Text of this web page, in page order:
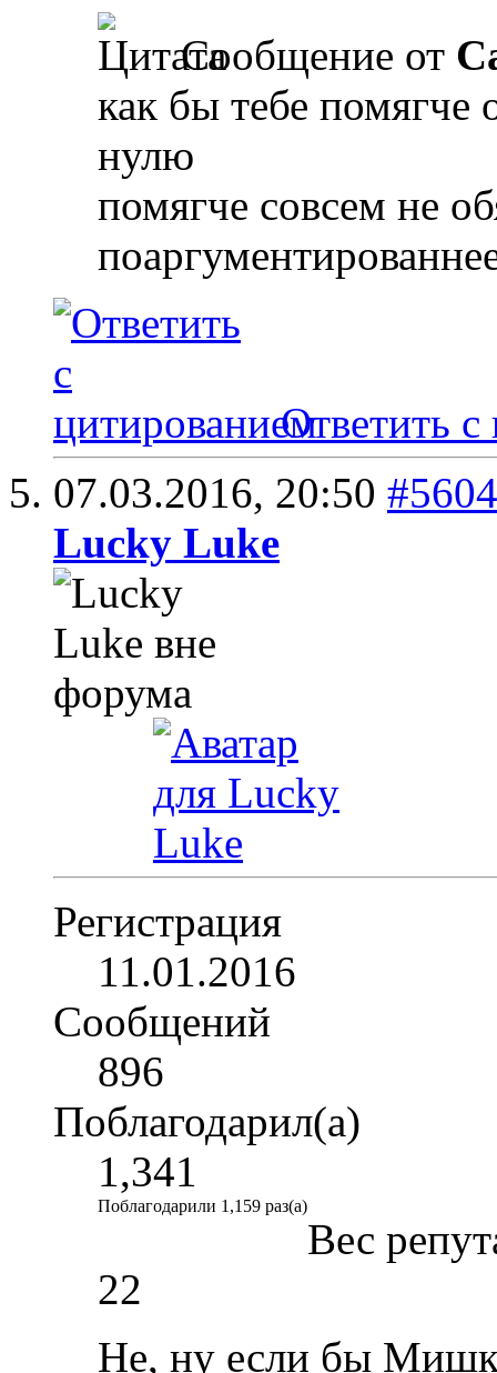
Сообщение от
как бы тебе помягче
нулю
помягче совсем не
Ответить с
07.03.2016, 20:50 #5604
Lucky Luke
Регистрация
11.01.2016
Сообщений
896
Поблагодарил(а)
1,341
Поблагодарили 1,159 раз(а)
Вес
22
Не, ну если бы